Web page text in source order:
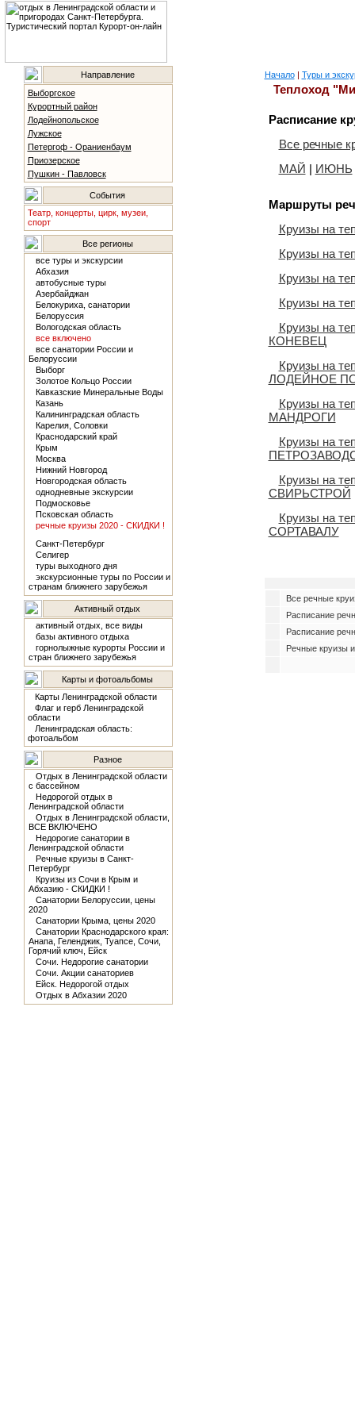
Направление
Выборгское
Курортный район
Лодейнопольское
Лужское
Петергоф - Ораниенбаум
Приозерское
Пушкин - Павловск
События
Театр, концерты, цирк, музеи,
спорт
Все регионы
все туры и экскурсии
Абхазия
автобусные туры
Азербайджан
Белокуриха, санатории
Белоруссия
Вологодская область
все включено
все санатории России и
Белоруссии
Выборг
Золотое Кольцо России
Кавказские Минеральные Воды
Казань
Калининградская область
Карелия, Соловки
Краснодарский край
Крым
Москва
Нижний Новгород
Новгородская область
однодневные экскурсии
Подмосковье
Псковская область
речные круизы 2020 - СКИДКИ !
Санкт-Петербург
Селигер
туры выходного дня
экскурсионные туры по России и
странам ближнего зарубежья
Активный отдых
активный отдых, все виды
базы активного отдыха
горнолыжные курорты России и
стран ближнего зарубежья
Карты и фотоальбомы
Карты Ленинградской области
Флаг и герб Ленинградской
области
Ленинградская область:
фотоальбом
Разное
Отдых в Ленинградской области
с бассейном
Недорогой отдых в
Ленинградской области
Отдых в Ленинградской области,
ВСЕ ВКЛЮЧЕНО
Недорогие санатории в
Ленинградской области
Речные круизы в Санкт-
Петербург
Круизы из Сочи в Крым и
Абхазию - СКИДКИ !
Санатории Белоруссии, цены
2020
Санатории Крыма, цены 2020
Санатории Краснодарского края:
Анапа, Геленджик, Туапсе, Сочи,
Горячий ключ, Ейск
Сочи. Недорогие санатории
Сочи. Акции санаториев
Ейск. Недорогой отдых
Отдых в Абхазии 2020
Начало| Туры и
Теплоход
Расписание
Все речные
МАЙ | ИЮНЬ
Маршруты
Круизы на
Круизы на
Круизы на
Круизы на
Круизы на
КОНЕВЕЦ
Круизы на
ЛОДЕЙНОЕ
Круизы на
МАНДРОГИ
Круизы на
Круизы на
СВИРЬСТРОЙ
Круизы на
СОРТАВАЛУ
Все речные
Расписание
Расписание
Речные круизы